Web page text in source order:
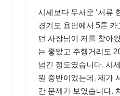
시세보다 무서운 ‘서류
경기도 용인에서 5톤 카
던 사장님이 저를 찾아
는 좋았고 주행거리도
넘긴 정도였습니다. 시
원 중반이었는데, 제가
간 문제가 보였습니다.